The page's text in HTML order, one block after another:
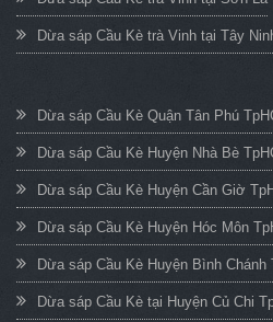
Dừa sáp Cầu Kè trà Vinh tại Tây
Dừa sáp Cầu Kè Quận Tân Phú
Dừa sáp Cầu Kè Huyện Nhà Bè
Dừa sáp Cầu Kè Huyện Cần Giờ
Dừa sáp Cầu Kè Huyện Hóc Môn
Dừa sáp Cầu Kè Huyện Bình Chánh
Dừa sáp Cầu Kè tại Huyện Củ Chi